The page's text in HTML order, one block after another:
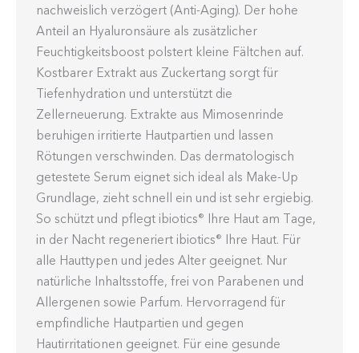
nachweislich verzögert (Anti-Aging). Der hohe
Anteil an Hyaluronsäure als zusätzlicher
Feuchtigkeitsboost polstert kleine Fältchen auf.
Kostbarer Extrakt aus Zuckertang sorgt für
Tiefenhydration und unterstützt die
Zellerneuerung. Extrakte aus Mimosenrinde
beruhigen irritierte Hautpartien und lassen
Rötungen verschwinden. Das dermatologisch
getestete Serum eignet sich ideal als Make-Up
Grundlage, zieht schnell ein und ist sehr ergiebig.
So schützt und pflegt ibiotics® Ihre Haut am Tage,
in der Nacht regeneriert ibiotics® Ihre Haut. Für
alle Hauttypen und jedes Alter geeignet. Nur
natürliche Inhaltsstoffe, frei von Parabenen und
Allergenen sowie Parfum. Hervorragend für
empfindliche Hautpartien und gegen
Hautirritationen geeignet. Für eine gesunde